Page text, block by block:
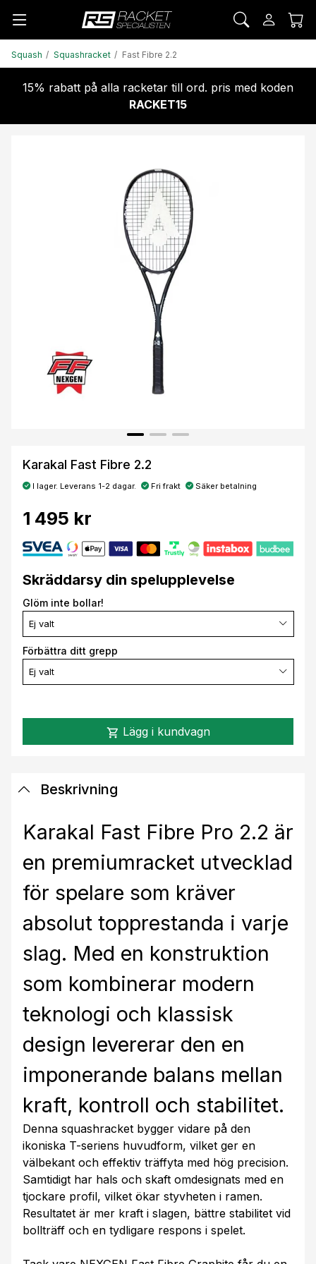
Squash Squashracket Fast Fibre 2.2
15% rabatt på alla racketar till ord. pris med koden
RACKET15
Karakal Fast Fibre 2.2
I lager. Leverans 1-2 dagar. Fri frakt Säker betalning
1 495 kr
Skräddarsy din spelupplevelse
Glöm inte bollar!
Ej valt
Förbättra ditt grepp
Ej valt
shopping_cart Lägg i kundvagn
Beskrivning
Karakal Fast Fibre Pro 2.2 är
en premiumracket utvecklad
för spelare som kräver
absolut topprestanda i varje
slag. Med en konstruktion
som kombinerar modern
teknologi och klassisk
design levererar den en
imponerande balans mellan
kraft, kontroll och stabilitet.
Denna squashracket bygger vidare på den
ikoniska T-seriens huvudform, vilket ger en
välbekant och effektiv träffyta med hög precision.
Samtidigt har hals och skaft omdesignats med en
tjockare profil, vilket ökar styvheten i ramen.
Resultatet är mer kraft i slagen, bättre stabilitet vid
bollträff och en tydligare respons i spelet.